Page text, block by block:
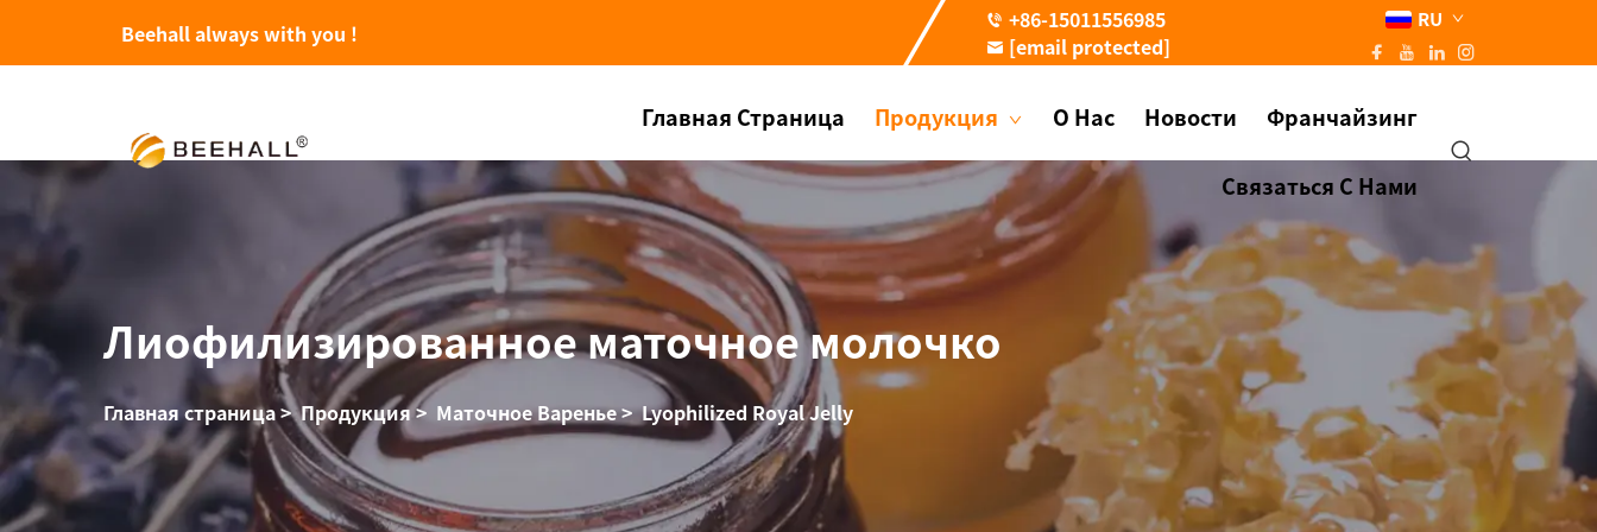
Beehall always with you !
+86-15011556985
[email protected]
RU
Главная Страница Продукция О Нас Новости Франчайзинг
Связаться С Нами
Лиофилизированное маточное молочко
Главная страница>Продукция> Маточное Варенье>Lyophilized Royal Jelly